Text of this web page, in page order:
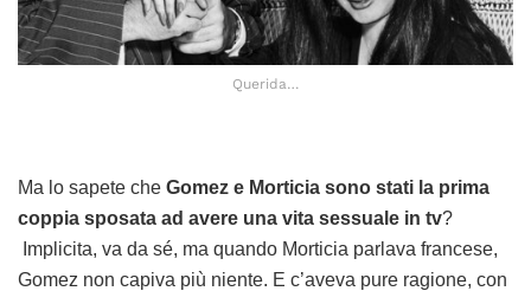
Querida…
Ma lo sapete che Gomez e Morticia sono stati la prima
coppia sposata ad avere una vita sessuale in tv?
Implicita, va da sé, ma quando Morticia parlava francese,
Gomez non capiva più niente. E c’aveva pure ragione, con